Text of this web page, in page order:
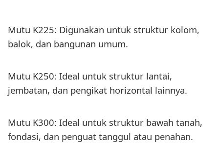
Mutu K225: Digunakan untuk struktur kolom,
balok, dan bangunan umum.
Mutu K250: Ideal untuk struktur lantai,
jembatan, dan pengikat horizontal lainnya.
Mutu K300: Ideal untuk struktur bawah tanah,
fondasi, dan penguat tanggul atau penahan.